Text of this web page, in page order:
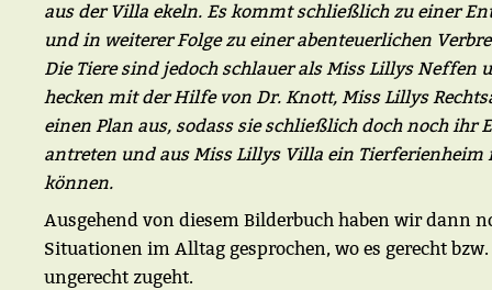
aus der Villa ekeln. Es kommt schließlich zu einer
und in weiterer Folge zu einer abenteuerlichen
Die Tiere sind jedoch schlauer als Miss Lillys Neffen
hecken mit der Hilfe von Dr. Knott, Miss Lillys
einen Plan aus, sodass sie schließlich doch noch ihr
antreten und aus Miss Lillys Villa ein Tierferienheim
können.
Ausgehend von diesem Bilderbuch haben wir dann
Situationen im Alltag gesprochen, wo es gerecht bzw.
ungerecht zugeht.